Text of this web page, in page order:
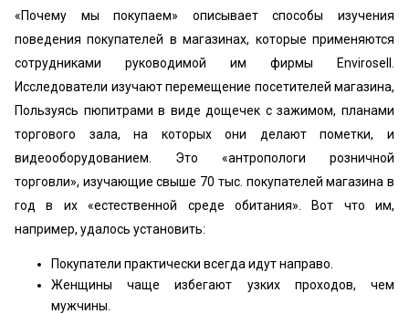
«Почему мы покупаем» описывает способы изучения
поведения покупателей в магазинах, которые применяются
сотрудниками руководимой им фирмы Envirоѕеll.
Исследователи изучают перемещение посетителей магазина,
Пользуясь пюпитрами в виде дощечек с зажимом, планами
торгового зала, на которых они делают пометки, и
видеооборудованием. Это «антропологи розничной
торговли», изучающие свыше 70 тыс. покупателей магазина в
год в их «естественной среде обитания». Вот что им,
например, удалось установить:
Покупатели практически всегда идут направо.
Женщины чаще избегают узких проходов, чем
мужчины.